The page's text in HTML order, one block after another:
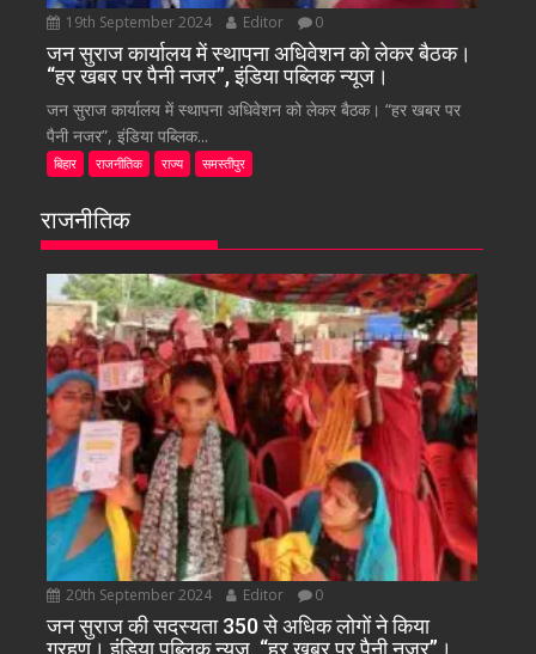
19th September 2024 Editor 0
जन सुराज कार्यालय में स्थापना अधिवेशन को लेकर बैठक।
“हर खबर पर पैनी नजर”, इंडिया पब्लिक न्यूज।
जन सुराज कार्यालय में स्थापना अधिवेशन को लेकर बैठक। “हर खबर पर
पैनी नजर”, इंडिया पब्लिक...
बिहार राजनीतिक राज्य समस्तीपुर
राजनीतिक
20th September 2024 Editor 0
जन सुराज की सदस्यता 350 से अधिक लोगों ने किया